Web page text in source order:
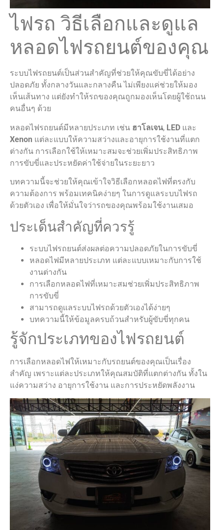
ไฟรถ วิธีเลือกและดูแล
หลอดไฟรถยนต์ของคุณ
ระบบไฟรถยนต์เป็นส่วนสำคัญที่ช่วยให้คุณขับขี่ได้อย่าง
ปลอดภัย ทั้งกลางวันและกลางคืน ไม่เพียงแค่ช่วยให้มอง
เห็นเส้นทาง แต่ยังทำให้รถของคุณถูกมองเห็นโดยผู้ใช้ถนน
คนอื่นๆ ด้วย
หลอดไฟรถยนต์มีหลายประเภท เช่น ฮาโลเจน, LED และ
Xenon แต่ละแบบให้ความสว่างและอายุการใช้งานที่แตก
ต่างกัน การเลือกใช้ให้เหมาะสมจะช่วยเพิ่มประสิทธิภาพ
การขับขี่และประหยัดค่าใช้จ่ายในระยะยาว
บทความนี้จะช่วยให้คุณเข้าใจวิธีเลือกหลอดไฟที่ตรงกับ
ความต้องการ พร้อมเทคนิคง่ายๆ ในการดูแลระบบไฟรถ
ด้วยตัวเอง เพื่อให้มั่นใจว่ารถของคุณพร้อมใช้งานเสมอ
ประเด็นสำคัญที่ควรรู้
ระบบไฟรถยนต์ส่งผลต่อความปลอดภัยในการขับขี่
หลอดไฟมีหลายประเภท แต่ละแบบเหมาะกับการใช้
งานต่างกัน
การเลือกหลอดไฟที่เหมาะสมช่วยเพิ่มประสิทธิภาพ
การขับขี่
สามารถดูแลระบบไฟรถด้วยตัวเองได้ง่ายๆ
บทความนี้ให้ข้อมูลครบถ้วนสำหรับผู้ขับขี่ทุกคน
รู้จักประเภทของไฟรถยนต์
การเลือกหลอดไฟให้เหมาะกับรถยนต์ของคุณเป็นเรื่อง
สำคัญ เพราะแต่ละประเภทให้คุณสมบัติที่แตกต่างกัน ทั้งใน
แง่ความสว่าง อายุการใช้งาน และการประหยัดพลังงาน